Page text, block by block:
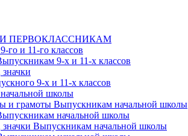
ПЕРВОКЛАССНИКАМ
го и 11-го классов
9-х и 11-х классов
9-х и 11-х классов
школы
и грамоты Выпускникам начальной школы
начальной школы
Выпускникам начальной школы